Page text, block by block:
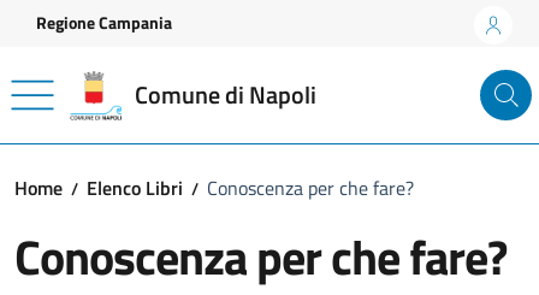
Vai ai contenuti
Vai al footer
Regione Campania
Comune di Napoli
Home Elenco Libri Conoscenza per che fare?
Conoscenza per che fare?